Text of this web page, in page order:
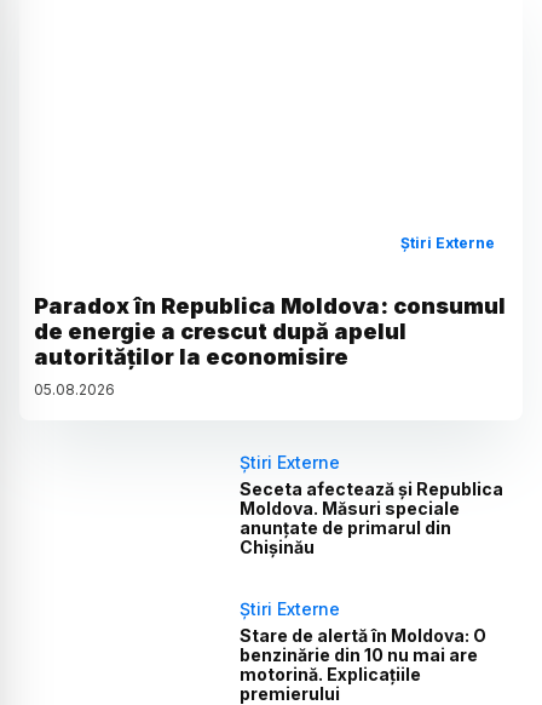
Știri Externe
Paradox în Republica Moldova: consumul
de energie a crescut după apelul
autorităților la economisire
05.08.2026
Știri Externe
Seceta afectează și Republica
Moldova. Măsuri speciale
anunțate de primarul din
Chișinău
Știri Externe
Stare de alertă în Moldova: O
benzinărie din 10 nu mai are
motorină. Explicațiile
premierului